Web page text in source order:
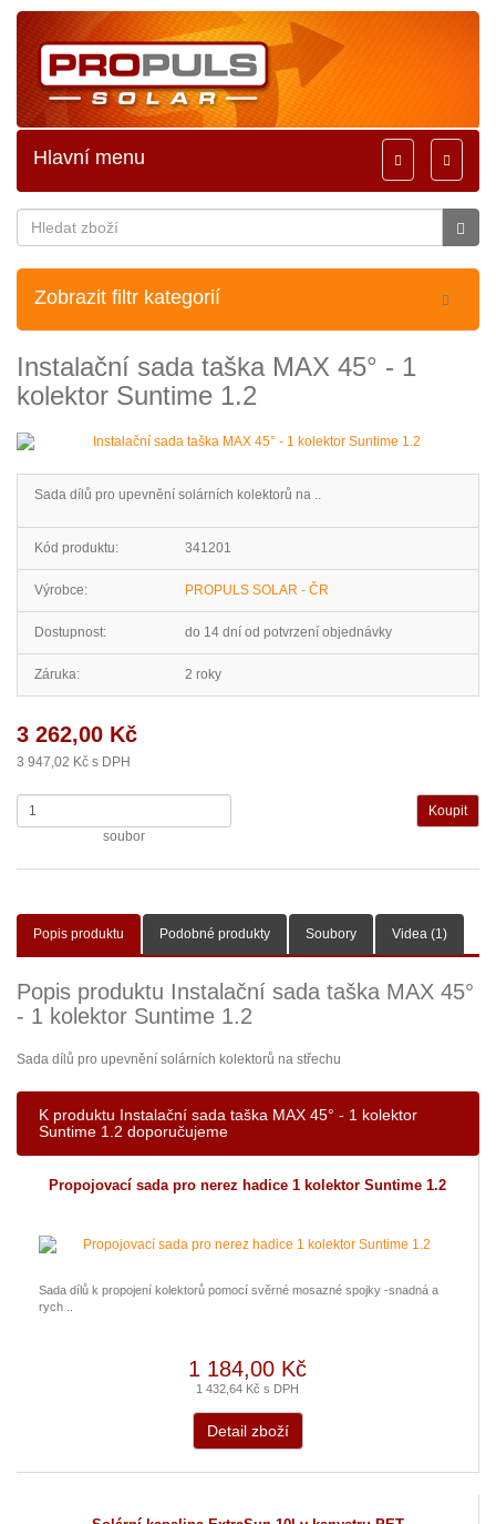
Toggle
Toggle
navigation
Hlavní menu
Zobrazit filtr kategorií
Instalační sada taška MAX 45° - 1
kolektor Suntime 1.2
Sada dílů pro upevnění solárních kolektorů na ..
Kód produktu: 341201
Výrobce: PROPULS SOLAR - ČR
Dostupnost: do 14 dní od potvrzení objednávky
Záruka: 2 roky
3 262,00 Kč
3 947,02 Kč s DPH
soubor
Popis produktu Podobné produkty Soubory Videa (1)
Popis produktu Instalační sada taška MAX 45°
- 1 kolektor Suntime 1.2
Sada dílů pro upevnění solárních kolektorů na střechu
K produktu Instalační sada taška MAX 45° - 1 kolektor
Suntime 1.2 doporučujeme
Propojovací sada pro nerez hadice 1 kolektor Suntime 1.2
Sada dílů k propojení kolektorů pomocí svěrné mosazné spojky -snadná a
rych ..
1 184,00 Kč
1 432,64 Kč s DPH
Detail zboží